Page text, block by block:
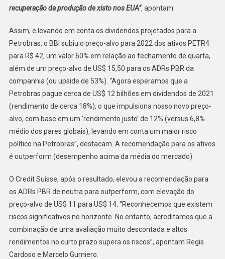
recuperação da produção de xisto nos EUA”, apontam.
Assim, e levando em conta os dividendos projetados para a
Petrobras, o BBI subiu o preço-alvo para 2022 dos ativos PETR4
para R$ 42, um valor 60% em relação ao fechamento de quarta,
além de um preço-alvo de US$ 15,50 para os ADRs PBR da
companhia (ou upside de 53%). “Agora esperamos que a
Petrobras pague cerca de US$ 12 bilhões em dividendos de 2021
(rendimento de cerca 18%), o que impulsiona nosso novo preço-
alvo, com base em um ‘rendimento justo’ de 12% (versus 6,8%
médio dos pares globais), levando em conta um maior risco
político na Petrobras”, destacam. A recomendação para os ativos
é outperform (desempenho acima da média do mercado).
O Credit Suisse, após o resultado, elevou a recomendação para
os ADRs PBR de neutra para outperform, com elevação do
preço-alvo de US$ 11 para US$ 14. “Reconhecemos que existem
riscos significativos no horizonte. No entanto, acreditamos que a
combinação de uma avaliação muito descontada e altos
rendimentos no curto prazo supera os riscos”, apontam Regis
Cardoso e Marcelo Gumiero.